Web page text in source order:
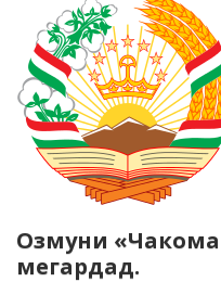
Озмуни
мегардад.